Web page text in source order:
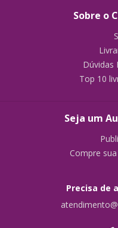
Sobre o
Dúvidas
Top 10
Seja um
Compre
Precisa de